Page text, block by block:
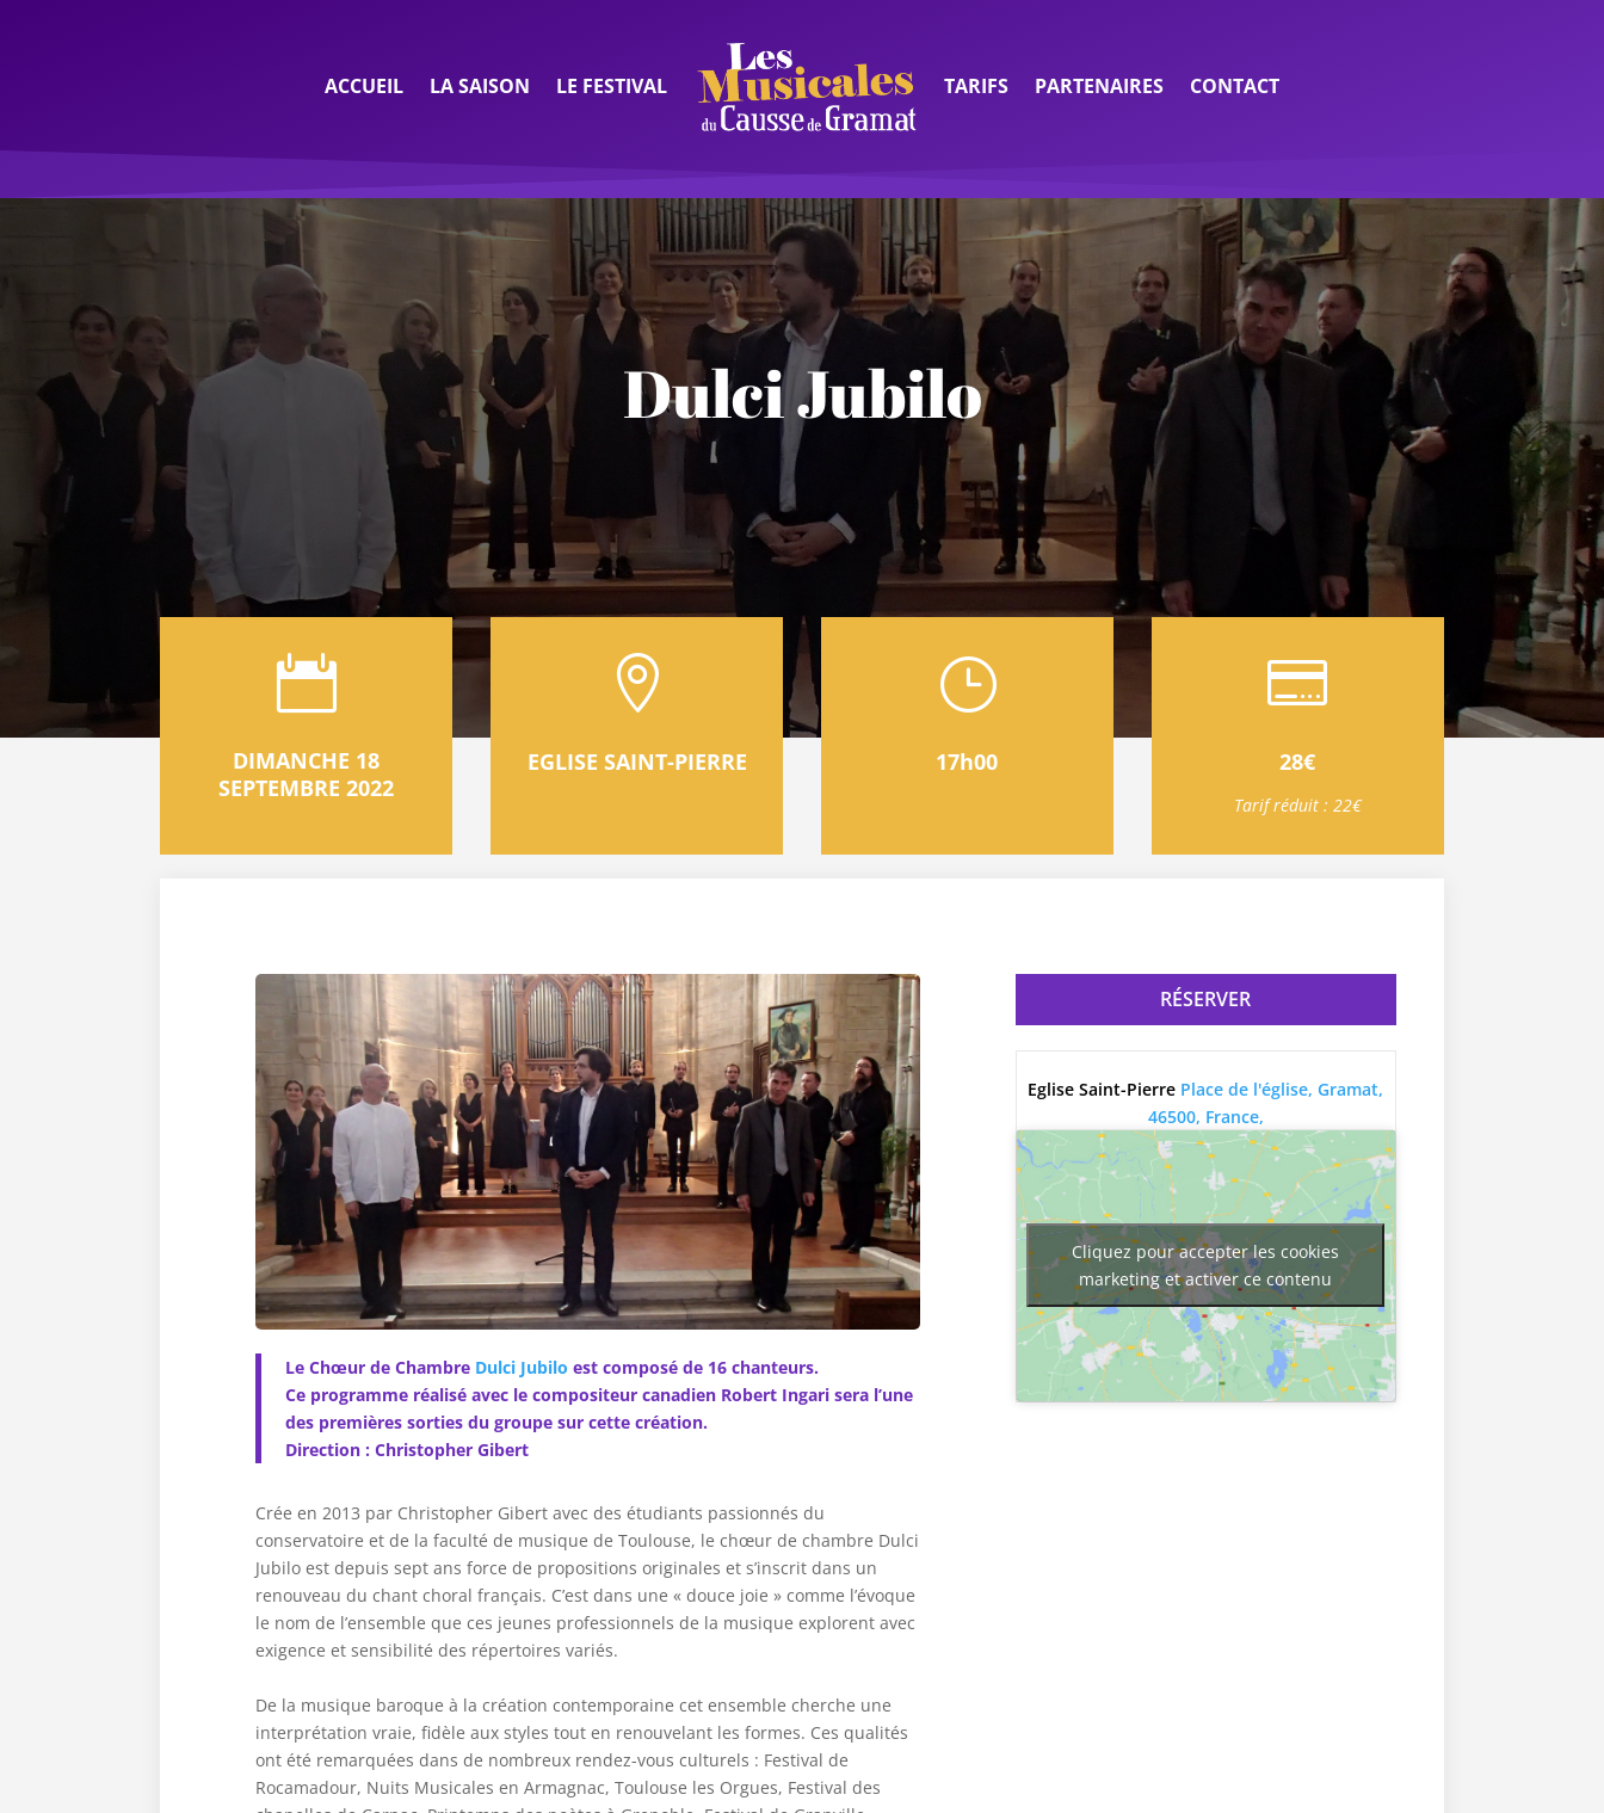
ACCUEIL LA SAISON LE FESTIVAL TARIFS PARTENAIRES CONTACT
Dulci Jubilo

DIMANCHE 18
SEPTEMBRE 2022

EGLISE SAINT-PIERRE
}
17h00

28€
Tarif réduit : 22€
LeChœur de Chambre Dulci Jubilo est composé de 16 chanteurs.
Ce programme réalisé avec le compositeur canadien Robert Ingari sera l’une
des premières sorties du groupe sur cette création.
Direction : Christopher Gibert
Crée en 2013 par Christopher Gibert avec des étudiants passionnés du
conservatoire et de la faculté de musique de Toulouse, le chœur de chambre Dulci
Jubilo est depuis sept ans force de propositions originales et s’inscrit dans un
renouveau du chant choral français. C’est dans une « douce joie » comme l’évoque
le nom de l’ensemble que ces jeunes professionnels de la musique explorent avec
exigence et sensibilité des répertoires variés.
De la musique baroque à la création contemporaine cet ensemble cherche une
interprétation vraie, fidèle aux styles tout en renouvelant les formes. Ces qualités
ont été remarquées dans de nombreux rendez-vous culturels : Festival de
Rocamadour, Nuits Musicales en Armagnac, Toulouse les Orgues, Festival des
RÉSERVER
Eglise Saint-Pierre Place de l'église, Gramat,
46500, France,
Cliquez pour accepter les cookies
marketing et activer ce contenu